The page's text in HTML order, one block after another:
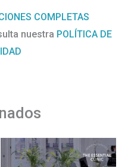
COMPLETAS
nuestra POLÍTICA DE